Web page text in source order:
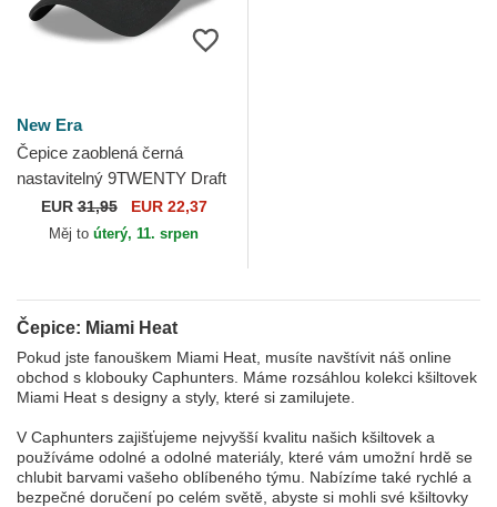
New Era
Čepice zaoblená černá
nastavitelný 9TWENTY Draft
Edition 2023 Miami Heat NBA
New Era
EUR31,95 EUR 22,37
Měj to úterý, 11. srpen
Čepice: Miami Heat
Pokud jste fanouškem Miami Heat, musíte navštívit náš online
obchod s klobouky Caphunters. Máme rozsáhlou kolekci kšiltovek
Miami Heat s designy a styly, které si zamilujete.
V Caphunters zajišťujeme nejvyšší kvalitu našich kšiltovek a
používáme odolné a odolné materiály, které vám umožní hrdě se
chlubit barvami vašeho oblíbeného týmu. Nabízíme také rychlé a
bezpečné doručení po celém světě, abyste si mohli své kšiltovky